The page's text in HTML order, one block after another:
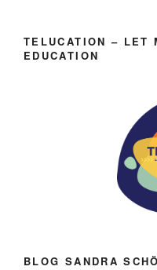
TELUCATION – LET
EDUCATION
BLOG SANDRA